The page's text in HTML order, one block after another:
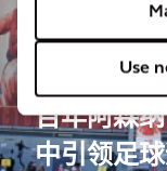
Use
百年阿森
中引领足